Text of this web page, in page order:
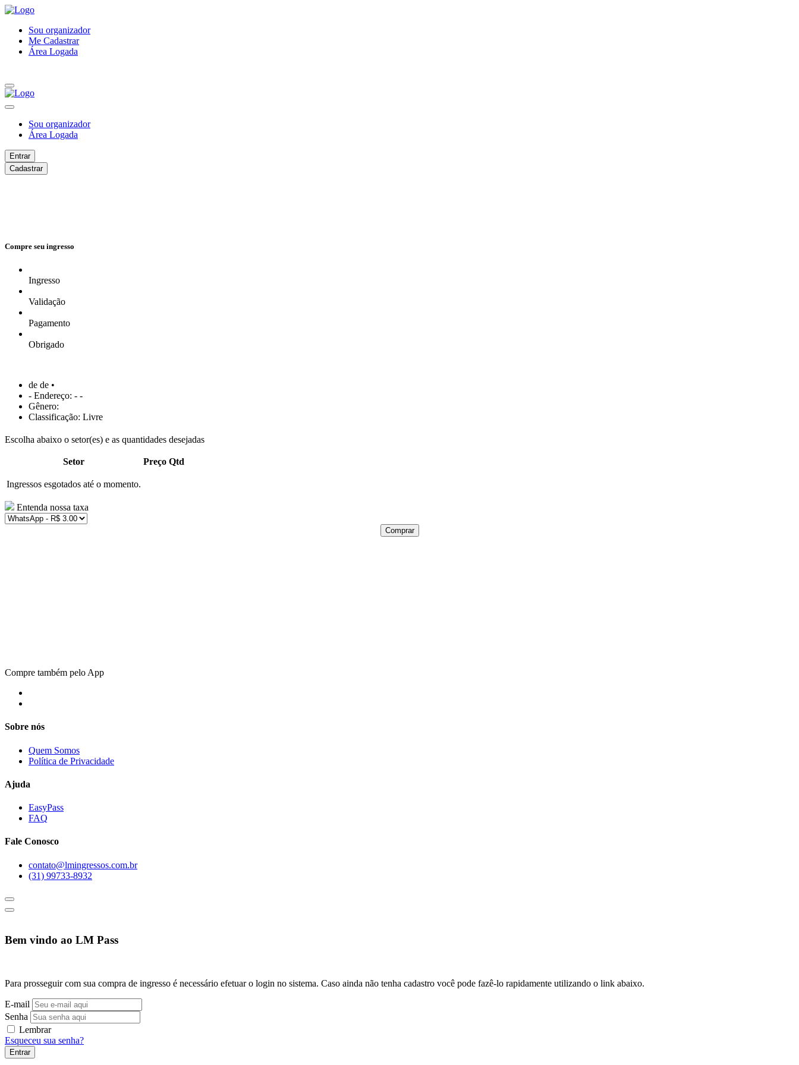
Sou organizador
Me Cadastrar
Área Logada
Sou organizador
Área Logada
Entrar
Cadastrar
Compre seu ingresso
Ingresso
Validação
Pagamento
Obrigado
de de •
- Endereço: - -
Gênero:
Classificação: Livre
Escolha abaixo o setor(es) e as quantidades desejadas
Setor Preço Qtd
Ingressos esgotados até o momento.
Entenda nossa taxa
Comprar
Compre também pelo App
Sobre nós
Quem Somos
Política de Privacidade
Ajuda
EasyPass
FAQ
Fale Conosco
contato@lmingressos.com.br
(31) 99733-8932
Bem vindo ao LM Pass
Para prosseguir com sua compra de ingresso é necessário efetuar o login no sistema. Caso ainda não tenha cadastro você pode fazê-lo rapidamente utilizando o link abaixo.
E-mail
Senha
Lembrar
Esqueceu sua senha?
Entrar